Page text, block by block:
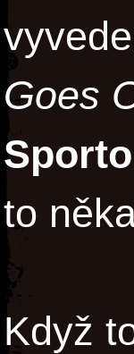
Goes
Sporto
to
Když